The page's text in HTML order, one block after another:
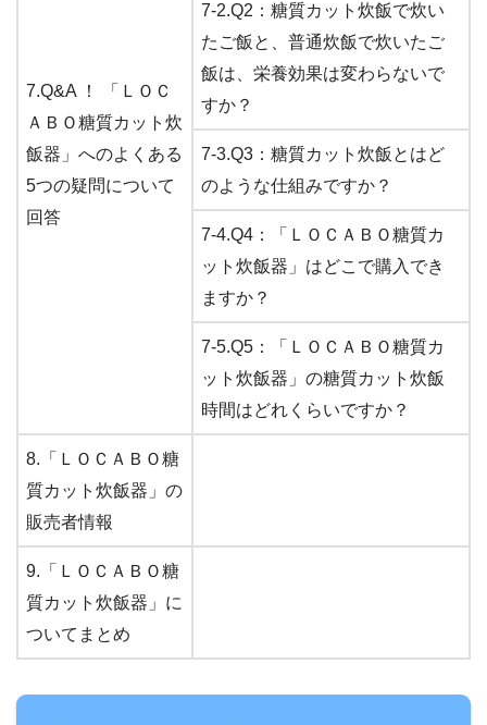
7.Q&A ！ 「ＬＯＣ
ＡＢＯ糖質カット炊
飯器」へのよくある
5つの疑問について
回答
7-2.Q2：糖質カット炊飯で炊い
たご飯と、普通炊飯で炊いたご
飯は、栄養効果は変わらないで
すか？
7-3.Q3：糖質カット炊飯とはど
のような仕組みですか？
7-4.Q4：「ＬＯＣＡＢＯ糖質カ
ット炊飯器」はどこで購入でき
ますか？
7-5.Q5：「ＬＯＣＡＢＯ糖質カ
ット炊飯器」の糖質カット炊飯
時間はどれくらいですか？
8.「ＬＯＣＡＢＯ糖
質カット炊飯器」の
販売者情報
9.「ＬＯＣＡＢＯ糖
質カット炊飯器」に
ついてまとめ